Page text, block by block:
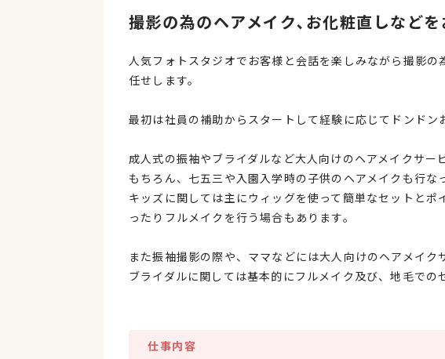
撮影の為のヘアメイク､お化粧直しなど
人気フォトスタジオでお客様と会話を楽しみながら撮影
任せします。
最初は社員の補助からスタートして経験に応じてドンドン
成人式の振袖やブライダルなど大人向けのヘアメイクサー
もちろん、七五三や入園入学時の子供のヘアメイクも行な
キッズに関しては主にウィッグを使って簡単なセットとポ
ったりフルメイクを行う場合もあります。
また振袖撮影の際や、ママなどには大人向けのヘアメイク
ブライダルに関しては基本的にフルメイク及び、地毛での
仕事内容